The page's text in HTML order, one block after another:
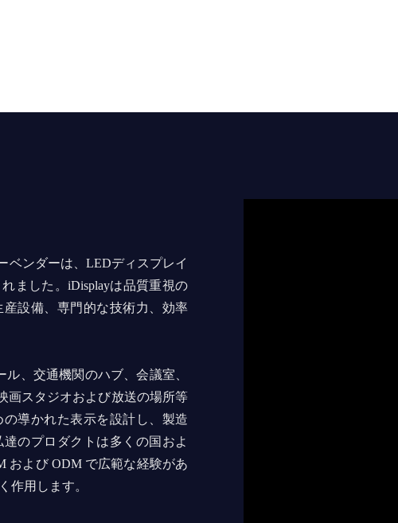
ベンダーは、LEDディスプレイ
ました。iDisplayは品質重視の
設備、専門的な技術力、効率
、交通機関のハブ、会議室、
画スタジオおよび放送の場所等
導かれた表示を設計し、製造
のプロダクトは多くの国およ
および ODM で広範な経験があ
作用します。